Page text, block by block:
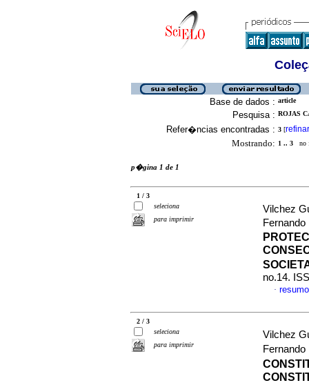
Base de dados : article
Pesquisa : ROJAS
Refer�ncias encontradas : 3 [refinar
Mostrando: 1 .. 3 no
p�gina 1 de 1
1 / 3
seleciona
para imprimir
Vilchez
no.14.
·
2 / 3
seleciona
para imprimir
Vilchez